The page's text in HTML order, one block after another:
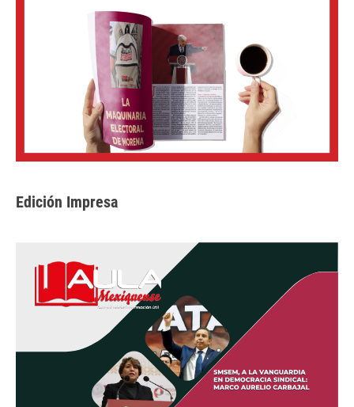
Edición Impresa